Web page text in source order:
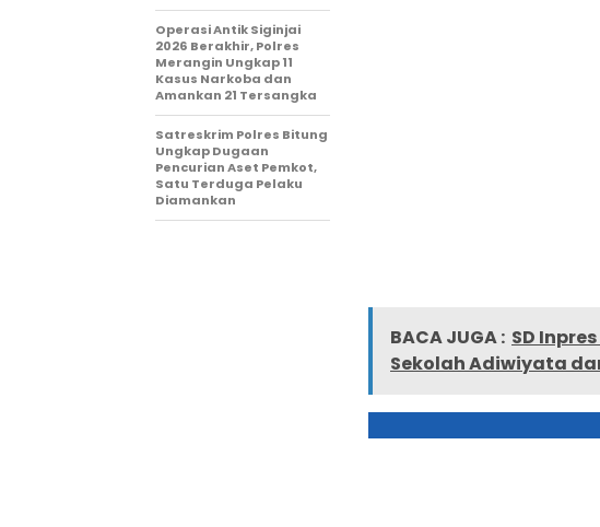
BACA JUGA : SD
Sekolah Adiwiyata
Operasi Antik Siginjai
2026 Berakhir, Polres
Merangin Ungkap 11
Kasus Narkoba dan
Amankan 21 Tersangka
Satreskrim Polres Bitung
Ungkap Dugaan
Pencurian Aset Pemkot,
Satu Terduga Pelaku
Diamankan